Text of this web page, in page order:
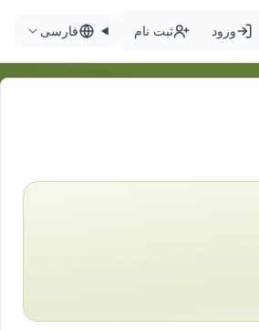
ورود ثبت نام فارسی